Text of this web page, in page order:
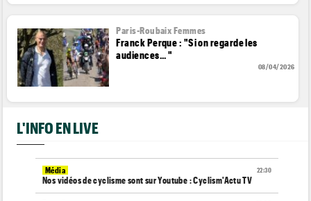
Paris-Roubaix Femmes
Franck Perque : "Si on regarde les
audiences... "
08/04/2026
L'INFO EN LIVE
22:30
Média
Nos vidéos de cyclisme sont sur Youtube : Cyclism'Actu TV